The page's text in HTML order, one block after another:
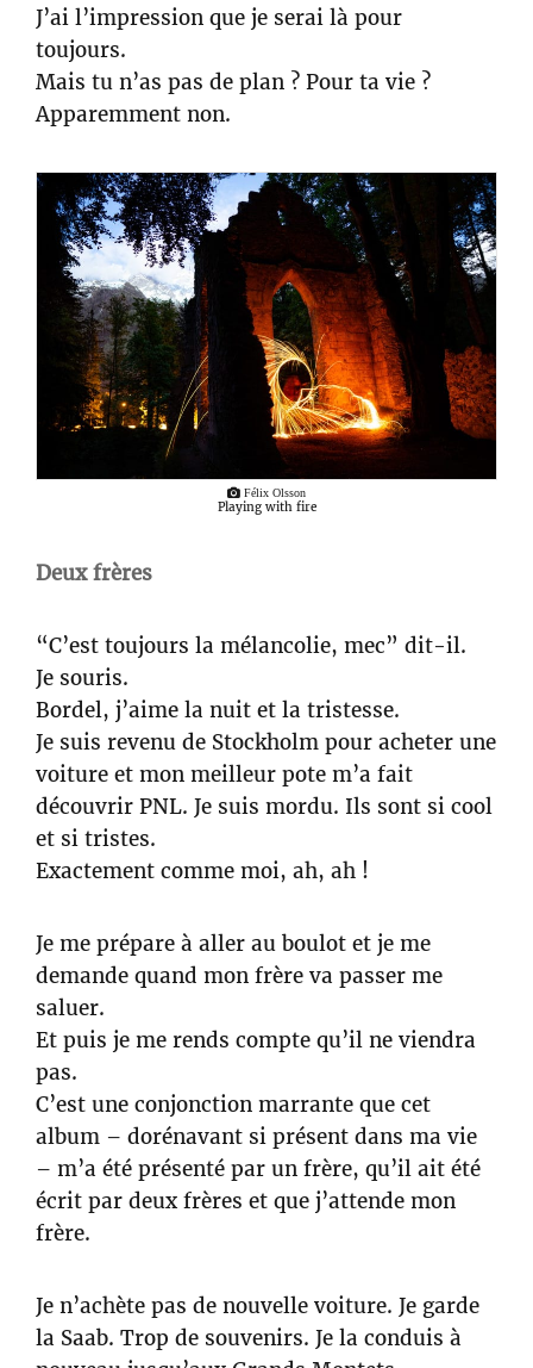
J’ai l’impression que je serai là pour
toujours.
Mais tu n’as pas de plan ? Pour ta vie ?
Apparemment non.
Félix Olsson
Playing with fire
Deux frères
“C’est toujours la mélancolie, mec” dit-il.
Je souris.
Bordel, j’aime la nuit et la tristesse.
Je suis revenu de Stockholm pour acheter une
voiture et mon meilleur pote m’a fait
découvrir PNL. Je suis mordu. Ils sont si cool
et si tristes.
Exactement comme moi, ah, ah !
Je me prépare à aller au boulot et je me
demande quand mon frère va passer me
saluer.
Et puis je me rends compte qu’il ne viendra
pas.
C’est une conjonction marrante que cet
album – dorénavant si présent dans ma vie
– m’a été présenté par un frère, qu’il ait été
écrit par deux frères et que j’attende mon
frère.
Je n’achète pas de nouvelle voiture. Je garde
la Saab. Trop de souvenirs. Je la conduis à